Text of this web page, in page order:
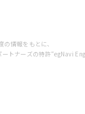
情報をもとに、
トナーズの特許“egNavi